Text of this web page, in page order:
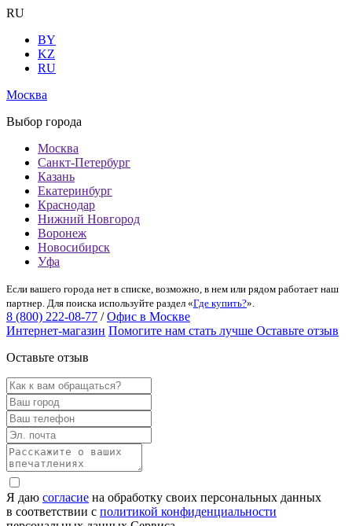
RU
BY
KZ
RU
Москва
Выбор города
Москва
Санкт-Петербург
Казань
Екатеринбург
Краснодар
Нижний Новгород
Воронеж
Новосибирск
Уфа
Если вашего города нет в списке, возможно, в нем или рядом работает наш
партнер. Для поиска используйте раздел «Где купить?».
8 (800) 222-08-77 / Офис в Москве
Интернет-магазин Помогите нам стать лучше Оставьте отзыв
Оставьте отзыв
Я даю согласие на обработку своих персональных данных
в соответствии с политикой конфиденциальности